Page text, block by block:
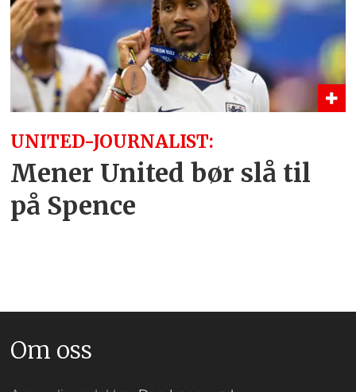
UNITED-JOURNALIST:
Mener United bør slå til
på Spence
Om oss